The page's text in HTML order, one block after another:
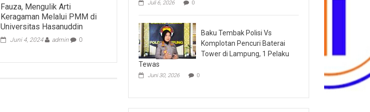
Fauza, Mengulik Arti
Keragaman Melalui PMM di
Universitas Hasanuddin
Juni 4, 2024 admin 0
Juli 6, 2026 0
Baku Tembak Polisi Vs
Komplotan Pencuri Baterai
Tower di Lampung, 1 Pelaku
Tewas
Juni 30, 2026 0